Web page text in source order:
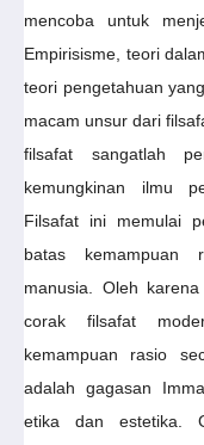
mencoba untuk
Empirisisme, teori
teori pengetahuan
macam unsur dari
filsafat sangatlah
kemungkinan ilmu
Filsafat ini memulai
batas kemampuan
manusia. Oleh
corak filsafat
kemampuan rasio
adalah gagasan
etika dan estetika.